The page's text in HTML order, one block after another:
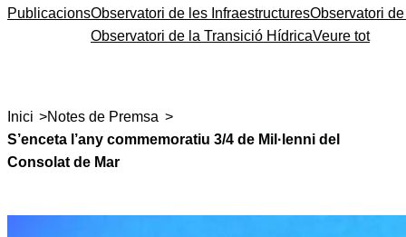
PublicacionsObservatori de les InfraestructuresObservatori
Observatori de la Transició HídricaVeure tot
Inici >Notes de Premsa >
S’enceta l’any commemoratiu 3/4 de Mil·lenni del
Consolat de Mar